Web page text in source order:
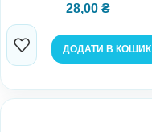
28,00 ₴
ДОДАТИ В КОШИК